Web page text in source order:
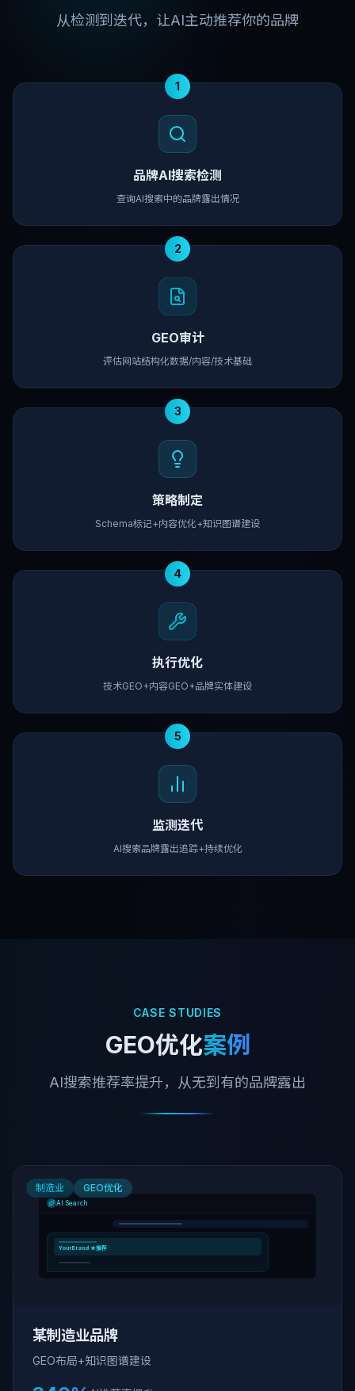
从检测到迭代，让AI主动推荐你的品牌
1
品牌AI搜索检测
查询AI搜索中的品牌露出情况
2
GEO审计
评估网站结构化数据/内容/技术基础
3
策略制定
Schema标记+内容优化+知识图谱建设
4
执行优化
技术GEO+内容GEO+品牌实体建设
5
监测迭代
AI搜索品牌露出追踪+持续优化
CASE STUDIES
GEO优化案例
AI搜索推荐率提升，从无到有的品牌露出
AI Search
YourBrand ★推荐
制造业 GEO优化
某制造业品牌
GEO布局+知识图谱建设